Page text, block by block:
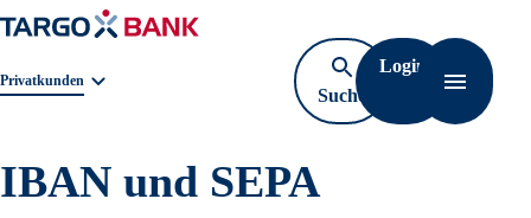
Geschäftsbereichnavigation. Aktuelle Auswahl:
Privatkunden
Suche
öffnen
Login
IBAN und SEPA